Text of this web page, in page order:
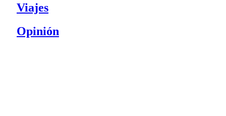
Viajes
Opinión